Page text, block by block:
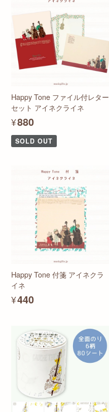
Happy Tone ファイル付レター
セット アイネクライネ
¥880
SOLD OUT
Happy Tone 付箋 アイネクラ
イネ
¥440